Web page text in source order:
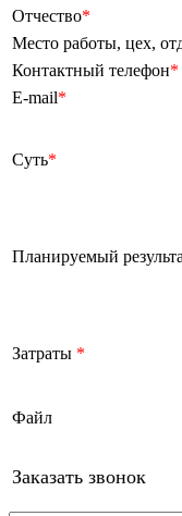
Отчество*
Место работы, цех,
Контактный телефон*
E-mail*
Суть*
Планируемый
Затраты *
Файл
Заказать звонок